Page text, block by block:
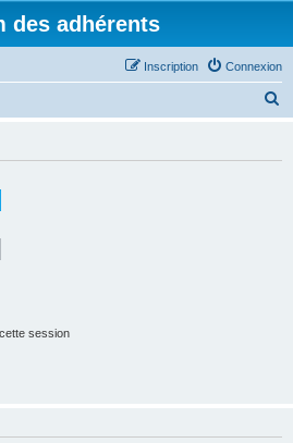
des adhérents
Connexion
Inscription
session